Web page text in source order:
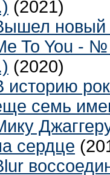
(2021)
новый
To You -
(2020)
историю
семь
сердце